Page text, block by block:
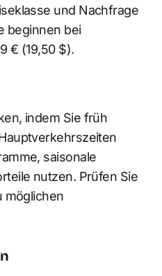
und Nachfrage
beginnen bei
€ (19,50 $).
indem Sie früh
saisonale
nutzen. Prüfen Sie
möglichen